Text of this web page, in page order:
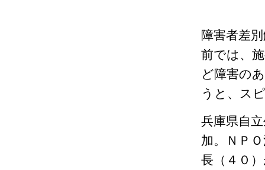
障害者差
前では、
ど障害の
うと、ス
兵庫県自
加。ＮＰ
長（４０